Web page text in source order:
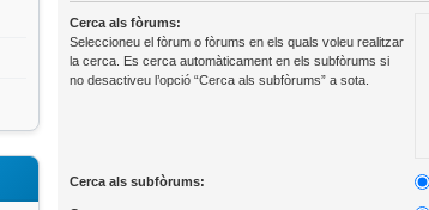
Cerca als fòrums:
Seleccioneu el fòrum o fòrums en els quals voleu realitzar
la cerca. Es cerca automàticament en els subfòrums si
no desactiveu l’opció “Cerca als subfòrums” a sota.
Cerca als subfòrums: